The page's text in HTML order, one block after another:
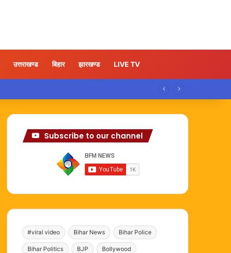
उत्तराखण्ड बिहार झारखण्ड LIVE TV
Subscribe to our channel
#viral video Bihar News Bihar Police
Bihar Politics BJP Bollywood